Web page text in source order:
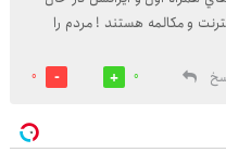
و مكالمه هستند ! مردم را
0
0